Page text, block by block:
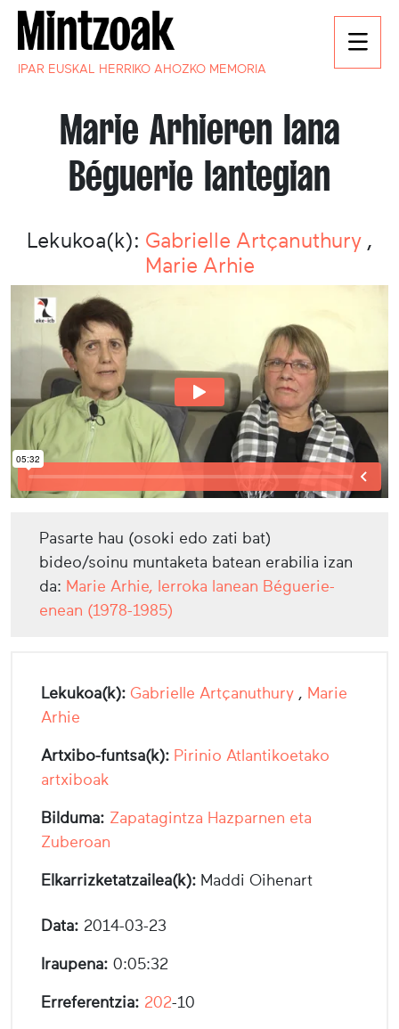
IPAR EUSKAL HERRIKO AHOZKO MEMORIA
Marie Arhieren lana
Béguerie lantegian
Lekukoa(k): Gabrielle Artçanuthury ,
Marie Arhie
Pasarte hau (osoki edo zati bat)
bideo/soinu muntaketa batean erabilia izan
da: Marie Arhie, lerroka lanean Béguerie-
enean (1978-1985)
Lekukoa(k): Gabrielle Artçanuthury , Marie
Arhie
Artxibo-funtsa(k): Pirinio Atlantikoetako
artxiboak
Bilduma: Zapatagintza Hazparnen eta
Zuberoan
Elkarrizketatzailea(k): Maddi Oihenart
Data: 2014-03-23
Iraupena: 0:05:32
Erreferentzia: 202-10